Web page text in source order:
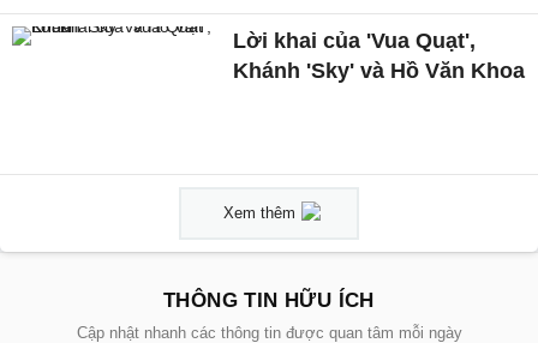
Lời khai của 'Vua Quạt',
Khánh 'Sky' và Hồ Văn Khoa
Xem thêm
THÔNG TIN HỮU ÍCH
Cập nhật nhanh các thông tin được quan tâm mỗi ngày